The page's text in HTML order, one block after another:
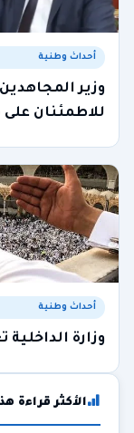
أحداث وطنية
وزير
للاطمئنان
أحداث وطنية
وزارة
الأكثر قراءة